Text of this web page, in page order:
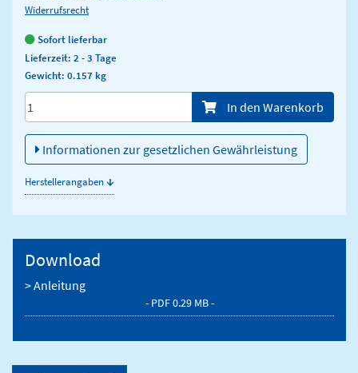
Widerrufsrecht
Sofort lieferbar
Lieferzeit: 2 - 3 Tage
Gewicht: 0.157 kg
Menge/Pieces In den Warenkorb
Informationen zur gesetzlichen Gewährleistung
Herstellerangaben↓
Download
> Anleitung
- PDF 0.29 MB -